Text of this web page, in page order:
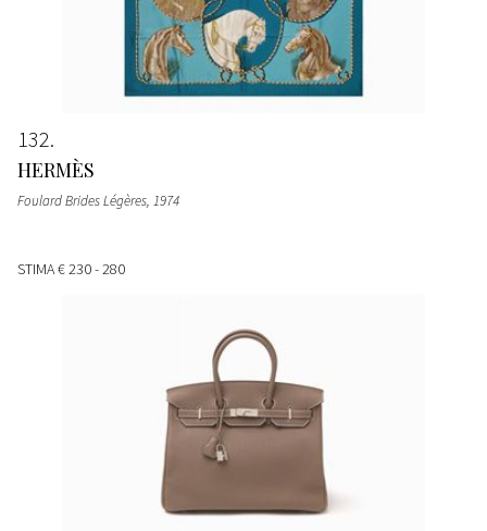
132
HERMÈS
Foulard Brides Légères, 1974
STIMA€ 230 - 280